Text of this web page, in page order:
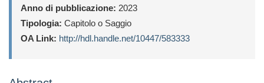
Anno di pubblicazione: 2023
Tipologia: Capitolo o Saggio
OA Link: http://hdl.handle.net/10447/583333